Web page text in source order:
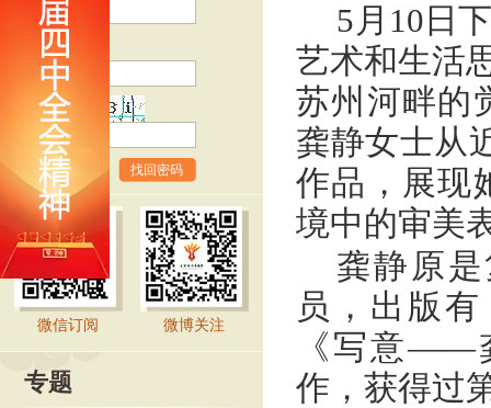
密 码
验证码
找回密码
微信订阅 微博关注
专题
5月10日
艺术和生活
苏州河畔的
龚静女士从
作品，展现
境中的审美
龚静原
员，出版
《写意——
作，获得过